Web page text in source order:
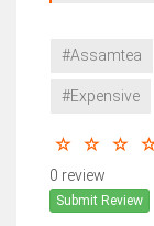
#Assamtea
#Expensive
0 review
Submit Review